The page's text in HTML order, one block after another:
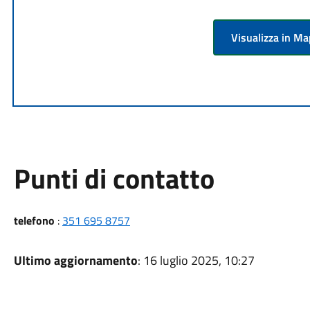
Visualizza in
Punti di contatto
telefono : 351 695 8757
Ultimo aggiornamento: 16 luglio 2025, 10:27